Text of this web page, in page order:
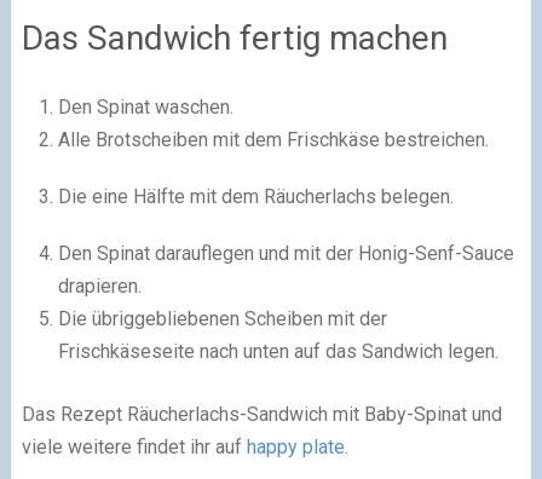
Das Sandwich fertig machen
Den Spinat waschen.
Alle Brotscheiben mit dem Frischkäse bestreichen.
Die eine Hälfte mit dem Räucherlachs belegen.
Den Spinat darauflegen und mit der Honig-Senf-Sauce
drapieren.
Die übriggebliebenen Scheiben mit der
Frischkäseseite nach unten auf das Sandwich legen.
Das Rezept Räucherlachs-Sandwich mit Baby-Spinat und
viele weitere findet ihr auf happy plate.